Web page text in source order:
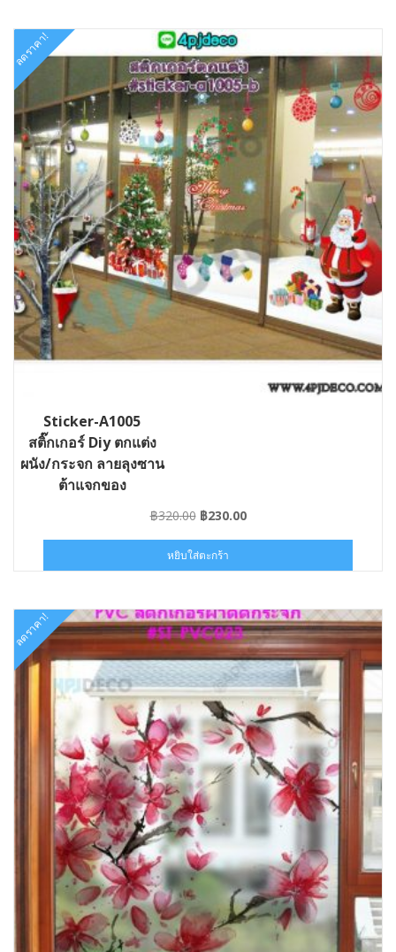
ลดราคา!
Sticker-A1005
สติ๊กเกอร์ Diy ตกแต่ง
ผนัง/กระจก ลายลุงซาน
ต้าแจกของ
฿320.00 Original
was:
฿320.00.
฿230.00Current
฿230.00.
หยิบใส่ตะกร้า
ลดราคา!